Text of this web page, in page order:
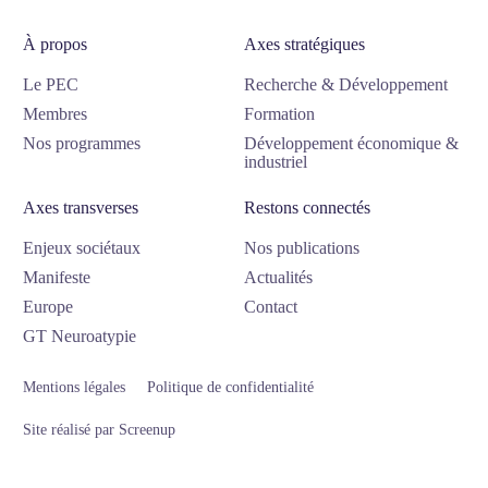
À propos
Le PEC
Membres
Nos programmes
Axes stratégiques
Recherche & Développement
Formation
Développement économique &
industriel
Axes transverses
Enjeux sociétaux
Manifeste
Europe
GT Neuroatypie
Restons connectés
Nos publications
Actualités
Contact
Mentions légales Politique de confidentialité
Site réalisé par Screenup